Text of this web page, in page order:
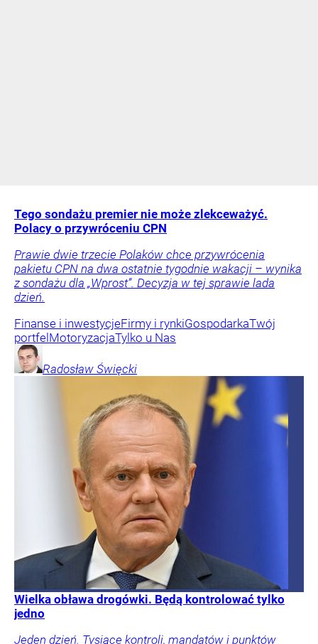
Tego sondażu premier nie może zlekceważyć.
Polacy o przywróceniu CPN
Prawie dwie trzecie Polaków chce przywrócenia
pakietu CPN na dwa ostatnie tygodnie wakacji – wynika
z sondażu dla „Wprost”. Decyzja w tej sprawie lada
dzień.
Finanse i inwestycjeFirmy i rynkiGospodarkaTwój
portfel MotoryzacjaTylko u Nas
Radosław Święcki
Wielka obława drogówki. Będą kontrolować tylko
jedno
Jeden dzień. Tysiące kontroli, mandatów i punktów